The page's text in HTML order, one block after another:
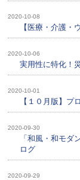
2020-10-08
【医療・介護・
2020-10-06
実用性に特化！
2020-10-01
【１０月版】プ
2020-09-30
「和風・和モダ
ログ
2020-09-29